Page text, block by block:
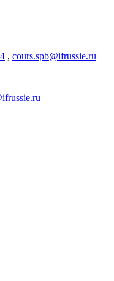
, cours.spb@ifrussie.ru